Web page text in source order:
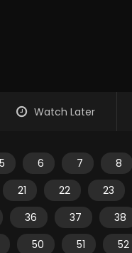
Watch Later
5 6 7 8
21 22 23
36 37 38
50 51 52